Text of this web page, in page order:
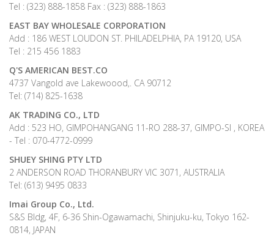
Tel : (323) 888-1858 Fax : (323) 888-1863
EAST BAY WHOLESALE CORPORATION
Add : 186 WEST LOUDON ST. PHILADELPHIA, PA 19120, USA
Tel : 215 456 1883
Q'S AMERICAN BEST.CO
4737 Vangold ave Lakewoood,. CA 90712
Tel: (714) 825-1638
AK TRADING CO., LTD
Add : 523 HO, GIMPOHANGANG 11-RO 288-37, GIMPO-SI , KOREA
- Tel : 070-4772-0999
SHUEY SHING PTY LTD
2 ANDERSON ROAD THORANBURY VIC 3071, AUSTRALIA
Tel: (613) 9495 0833
Imai Group Co., Ltd.
S&S Bldg, 4F, 6-36 Shin-Ogawamachi, Shinjuku-ku, Tokyo 162-
0814, JAPAN